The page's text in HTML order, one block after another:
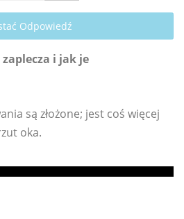
Odpowiedź
i jak je
są złożone; jest coś więcej
oka.